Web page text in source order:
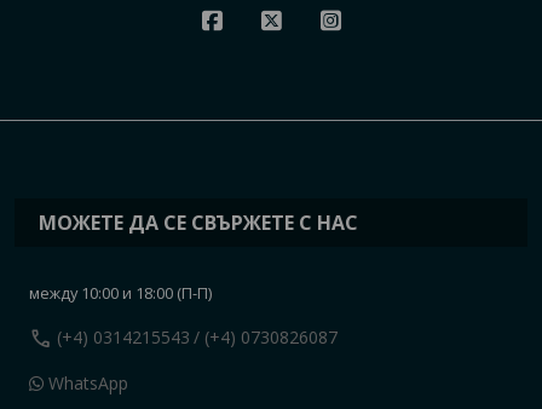
МОЖЕТЕ ДА СЕ СВЪРЖЕТЕ С НАС
между 10:00 и 18:00 (П-П)
call (+4) 0314215543 / (+4) 0730826087
WhatsApp